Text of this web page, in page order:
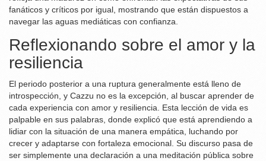
fanáticos y críticos por igual, mostrando que están dispuestos a
navegar las aguas mediáticas con confianza.
Reflexionando sobre el amor y la
resiliencia
El periodo posterior a una ruptura generalmente está lleno de
introspección, y Cazzu no es la excepción, al buscar aprender de
cada experiencia con amor y resiliencia. Esta lección de vida es
palpable en sus palabras, donde explicó que está aprendiendo a
lidiar con la situación de una manera empática, luchando por
crecer y adaptarse con fortaleza emocional. Su discurso pasa de
ser simplemente una declaración a una meditación pública sobre